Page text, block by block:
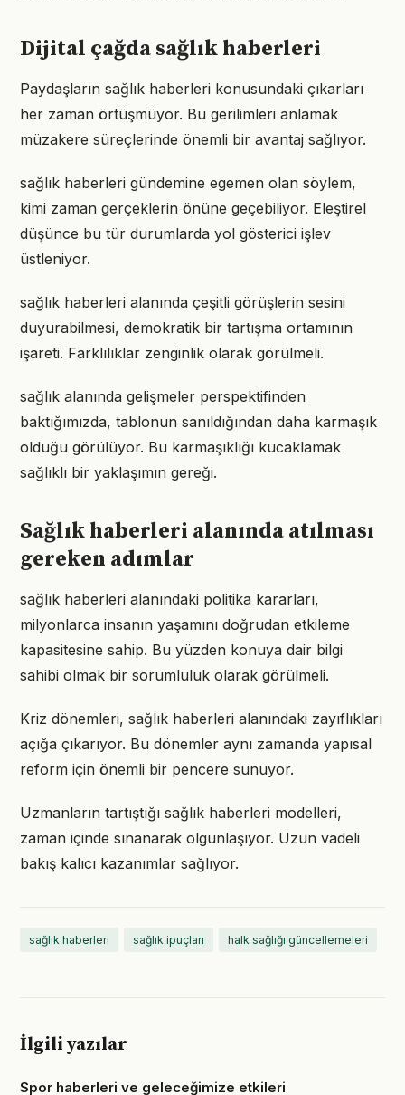
Dijital çağda sağlık haberleri
Paydaşların sağlık haberleri konusundaki çıkarları
her zaman örtüşmüyor. Bu gerilimleri anlamak
müzakere süreçlerinde önemli bir avantaj sağlıyor.
sağlık haberleri gündemine egemen olan söylem,
kimi zaman gerçeklerin önüne geçebiliyor. Eleştirel
düşünce bu tür durumlarda yol gösterici işlev
üstleniyor.
sağlık haberleri alanında çeşitli görüşlerin sesini
duyurabilmesi, demokratik bir tartışma ortamının
işareti. Farklılıklar zenginlik olarak görülmeli.
sağlık alanında gelişmeler perspektifinden
baktığımızda, tablonun sanıldığından daha karmaşık
olduğu görülüyor. Bu karmaşıklığı kucaklamak
sağlıklı bir yaklaşımın gereği.
Sağlık haberleri alanında atılması
gereken adımlar
sağlık haberleri alanındaki politika kararları,
milyonlarca insanın yaşamını doğrudan etkileme
kapasitesine sahip. Bu yüzden konuya dair bilgi
sahibi olmak bir sorumluluk olarak görülmeli.
Kriz dönemleri, sağlık haberleri alanındaki zayıflıkları
açığa çıkarıyor. Bu dönemler aynı zamanda yapısal
reform için önemli bir pencere sunuyor.
Uzmanların tartıştığı sağlık haberleri modelleri,
zaman içinde sınanarak olgunlaşıyor. Uzun vadeli
bakış kalıcı kazanımlar sağlıyor.
sağlık haberleri sağlık ipuçları halk sağlığı güncellemeleri
İlgili yazılar
Spor haberleri ve geleceğimize etkileri